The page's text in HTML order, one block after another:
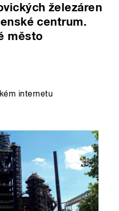
železáren
centrum.
město
internetu